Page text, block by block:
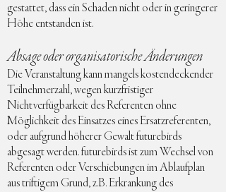
gestattet, dass ein Schaden nicht oder in geringerer
Höhe entstanden ist.
Absage oder organisatorische Änderungen
Die Veranstaltung kann mangels kostendeckender
Teilnehmerzahl, wegen kurzfristiger
Nichtverfügbarkeit des Referenten ohne
Möglichkeit des Einsatzes eines Ersatzreferenten,
oder aufgrund höherer Gewalt futurebirds
abgesagt werden. futurebirds ist zum Wechsel von
Referenten oder Verschiebungen im Ablaufplan
aus triftigem Grund, z.B. Erkrankung des